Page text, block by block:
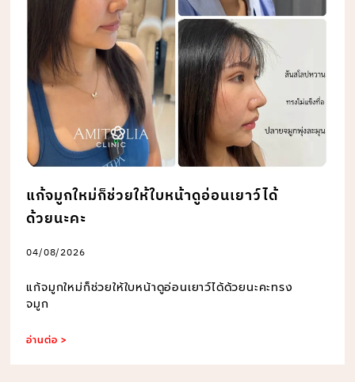
แก้จมูกใหม่ก็ช่วยให้ใบหน้าดูอ่อนเยาว์ได้
ด้วยนะคะ
04/08/2026
แก้จมูกใหม่ก็ช่วยให้ใบหน้าดูอ่อนเยาว์ได้ด้วยนะคะทรง
จมูก
อ่านต่อ >